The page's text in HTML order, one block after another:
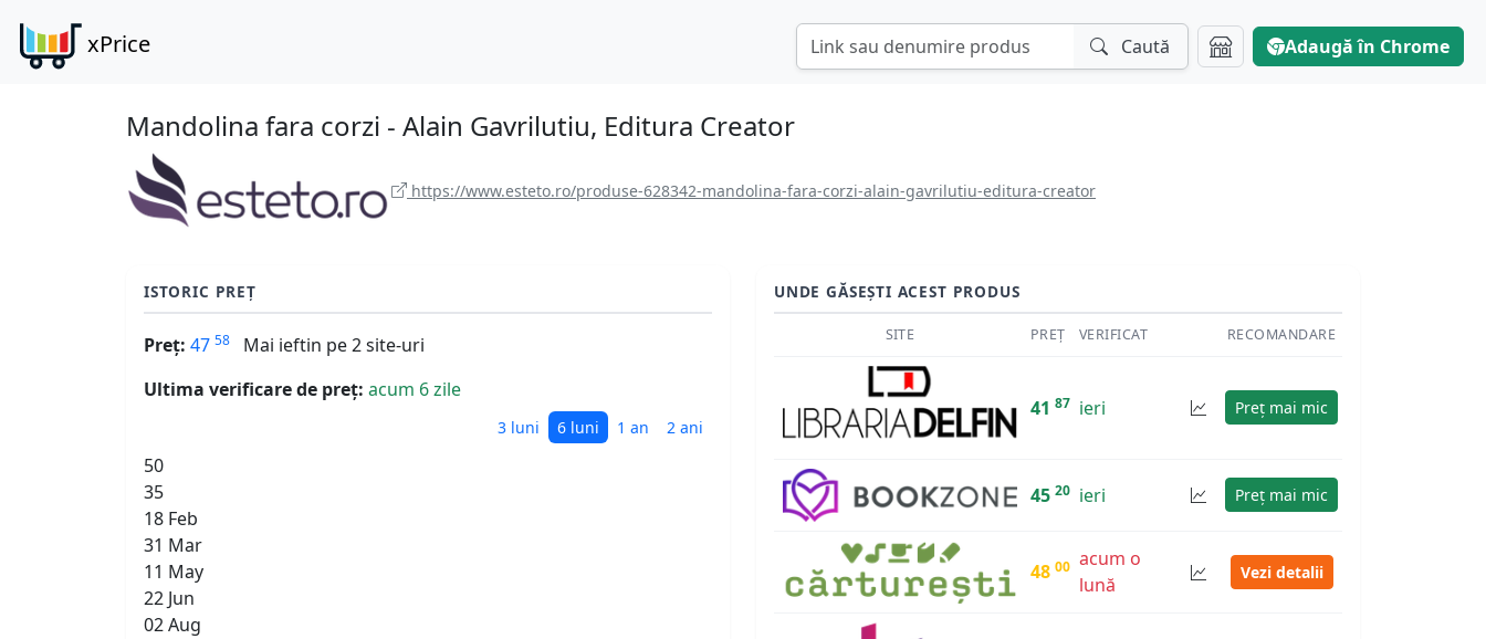
xPrice Caută Adaugă în Chrome
Mandolina fara corzi - Alain Gavrilutiu, Editura Creator
https://www.esteto.ro/produse-628342-mandolina-fara-corzi-alain-gavrilutiu-editura-creator
ISTORIC PREȚ
Preț: 47 58
Mai ieftin pe 2 site-uri
Ultima verificare de preț: acum 6 zile
3 luni 6 luni 1 an 2 ani
50
35
18 Feb
31 Mar
11 May
22 Jun
02 Aug
UNDE GĂSEȘTI ACEST PRODUS
SITE PREȚ VERIFICAT RECOMANDARE
41 87 ieri Preț mai mic
45 20 ieri Preț mai mic
48 00 acum o
lună
Vezi detalii